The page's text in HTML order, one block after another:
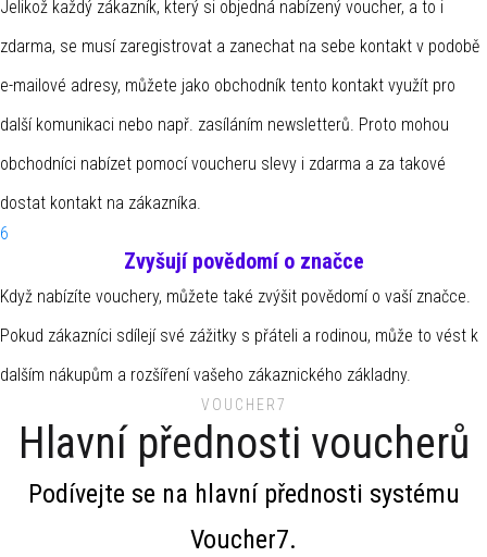
Jelikož každý zákazník, který si objedná nabízený voucher, a to i
zdarma, se musí zaregistrovat a zanechat na sebe kontakt v podobě
e-mailové adresy, můžete jako obchodník tento kontakt využít pro
další komunikaci nebo např. zasíláním newsletterů. Proto mohou
obchodníci nabízet pomocí voucheru slevy i zdarma a za takové
dostat kontakt na zákazníka.
6
Zvyšují povědomí o značce
Když nabízíte vouchery, můžete také zvýšit povědomí o vaší značce.
Pokud zákazníci sdílejí své zážitky s přáteli a rodinou, může to vést k
dalším nákupům a rozšíření vašeho zákaznického základny.
VOUCHER7
Hlavní přednosti voucherů
Podívejte se na hlavní přednosti systému
Voucher7.